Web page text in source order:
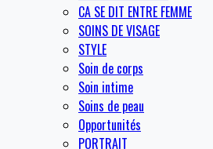
CA SE DIT ENTRE FEMME
SOINS DE VISAGE
STYLE
Soin de corps
Soin intime
Soins de peau
Opportunités
PORTRAIT